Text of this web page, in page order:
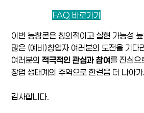
FAQ 바로가기
이번 농창콘은 창의적이고 실현 가능성
많은 (예비)창업자 여러분의 도전을 기다
여러분의적극적인 관심과 참여를 진심으
창업 생태계의 주역으로 한걸음 더 나아
감사합니다.